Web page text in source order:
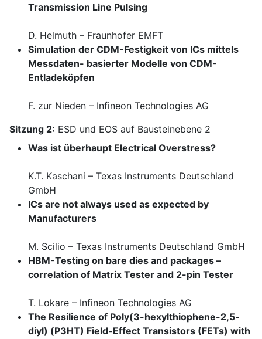
Transmission Line Pulsing
D. Helmuth – Fraunhofer EMFT
Simulation der CDM-Festigkeit von ICs mittels
Messdaten- basierter Modelle von CDM-
Entladeköpfen
F. zur Nieden – Infineon Technologies AG
Sitzung 2: ESD und EOS auf Bausteinebene 2
Was ist überhaupt Electrical Overstress?
K.T. Kaschani – Texas Instruments Deutschland
GmbH
ICs are not always used as expected by
Manufacturers
M. Scilio – Texas Instruments Deutschland GmbH
HBM-Testing on bare dies and packages –
correlation of Matrix Tester and 2-pin Tester
T. Lokare – Infineon Technologies AG
The Resilience of Poly(3-hexylthiophene-2,5-
diyl) (P3HT) Field-Effect Transistors (FETs) with